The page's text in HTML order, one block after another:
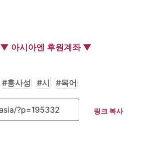
▼ 아시아엔 후원계좌 ▼
홍사성 시 목어
링크 복사